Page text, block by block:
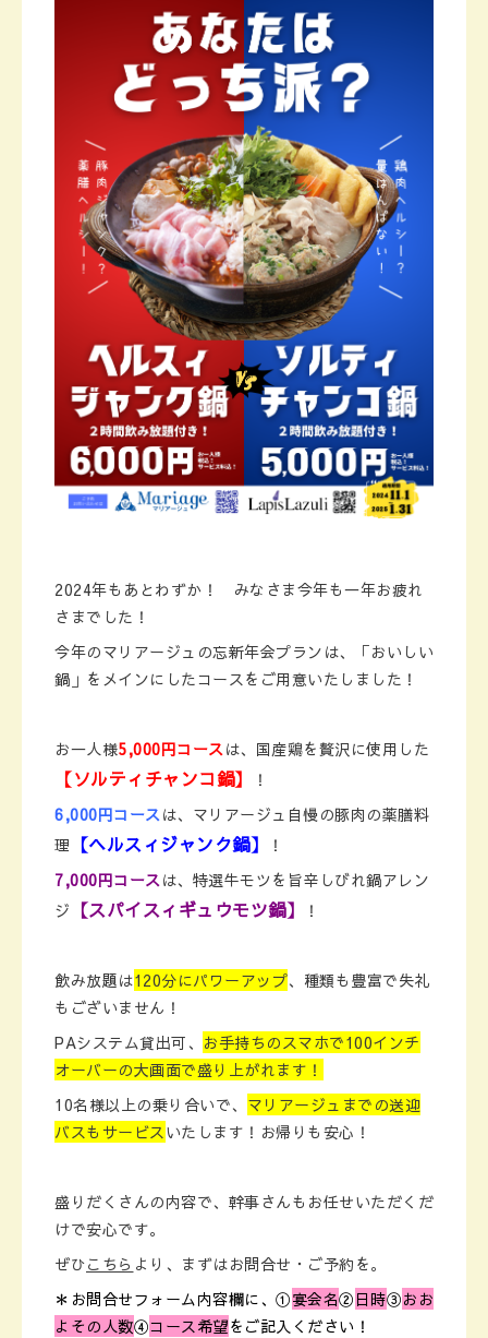
2024年もあとわずか！ みなさま今年も一年お疲れ
さまでした！
今年のマリアージュの忘新年会プランは、「おいしい
鍋」をメインにしたコースをご用意いたしました！
お一人様5,000円コースは、国産鶏を贅沢に使用した
【ソルティチャンコ鍋】
！
6,000円コースは、マリアージュ自慢の豚肉の薬膳料
理 【ヘルスィジャンク鍋】
！
7,000円コースは、特選牛モツを旨辛しびれ鍋アレン
ジ 【スパイスィギュウモツ鍋】 ！
飲み放題は120分にパワーアップ、種類も豊富で失礼
もございません！
PAシステム貸出可、 お手持ちのスマホで100インチ
オーバーの大画面で盛り上がれます！
10名様以上の乗り合いで、 マリアージュまでの送迎
バスもサービスいたします！お帰りも安心！
盛りだくさんの内容で、幹事さんもお任せいただくだ
けで安心です。
ぜひこちら より、まずはお問合せ・ご予約を。
＊お問合せフォーム内容欄に、①宴会名② 日時③おお
よその人数④コース希望をご記入ください！